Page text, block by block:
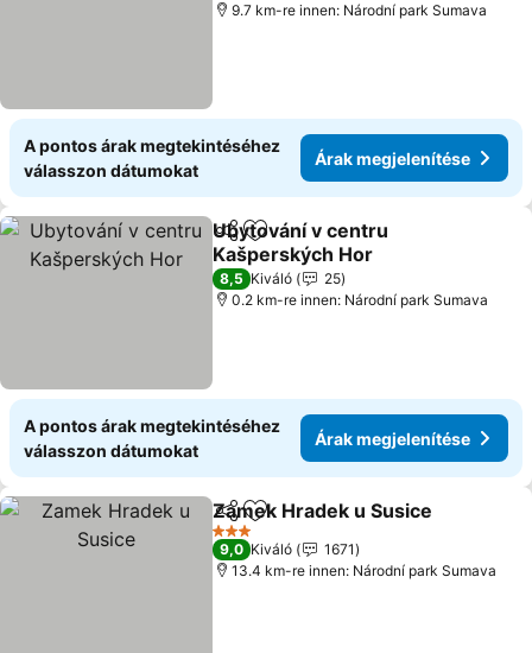
9.7 km-re innen: Národní park Sumava
A pontos árak megtekintéséhez
válasszon dátumokat
Árak megjelenítése
Megosztás
Hozzáadás a kedvencekhez
Ubytování v centru
Kašperských Hor
Árak megjelenítése
8,5 Kiváló
25
0.2 km-re innen: Národní park Sumava
A pontos árak megtekintéséhez
válasszon dátumokat
Árak megjelenítése
Megosztás
Hozzáadás a kedvencekhez
Zamek Hradek u Susice
3 Kategória
9,0 Kiváló
1671
13.4 km-re innen: Národní park Sumava